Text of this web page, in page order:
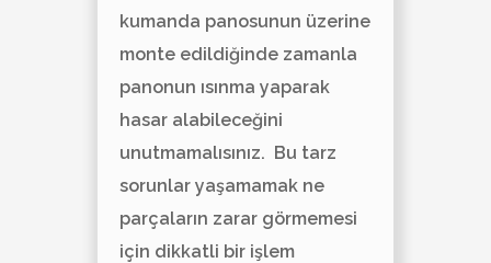
kumanda panosunun üzerine
monte edildiğinde zamanla
panonun ısınma yaparak
hasar alabileceğini
unutmamalısınız. Bu tarz
sorunlar yaşamamak ne
parçaların zarar görmemesi
için dikkatli bir işlem